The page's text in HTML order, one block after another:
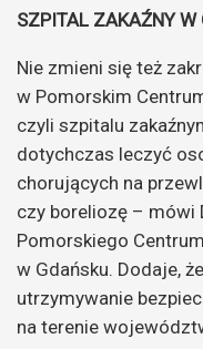
SZPITAL ZAKAŹNY
Nie zmieni się też
w Pomorskim
czyli szpitalu
dotychczas leczyć
chorujących na
czy boreliozę – mówi
Pomorskiego
w Gdańsku. Dodaje,
utrzymywanie
na terenie